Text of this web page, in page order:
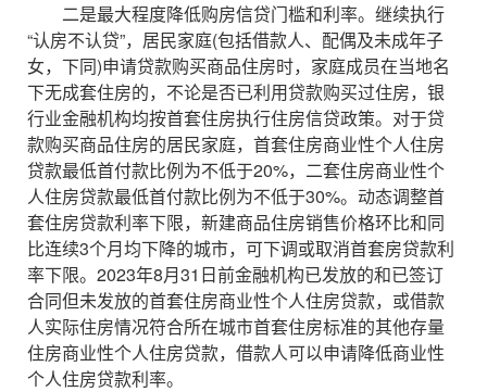
二是最大程度降低购房信贷门槛和利率。继续执行
“认房不认贷”，居民家庭(包括借款人、配偶及未成年子
女，下同)申请贷款购买商品住房时，家庭成员在当地名
下无成套住房的，不论是否已利用贷款购买过住房，银
行业金融机构均按首套住房执行住房信贷政策。对于贷
款购买商品住房的居民家庭，首套住房商业性个人住房
贷款最低首付款比例为不低于20%，二套住房商业性个
人住房贷款最低首付款比例为不低于30%。动态调整首
套住房贷款利率下限，新建商品住房销售价格环比和同
比连续3个月均下降的城市，可下调或取消首套房贷款利
率下限。2023年8月31日前金融机构已发放的和已签订
合同但未发放的首套住房商业性个人住房贷款，或借款
人实际住房情况符合所在城市首套住房标准的其他存量
住房商业性个人住房贷款，借款人可以申请降低商业性
个人住房贷款利率。